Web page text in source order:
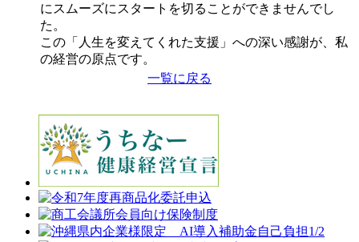
にスムーズにスタートを切ることができませんでし
た。
この「人生を変えてくれた支援」への深い感謝が、私
の経営の原点です。
一覧に戻る